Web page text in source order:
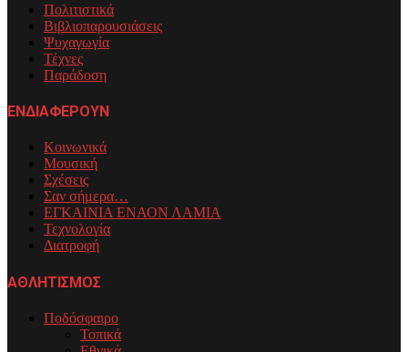
Πολιτιστικά
Βιβλιοπαρουσιάσεις
Ψυχαγωγία
Τέχνες
Παράδοση
ΕΝΔΙΑΦΕΡΟΥΝ
Κοινωνικά
Μουσική
Σχέσεις
Σαν σήμερα…
ΕΓΚΑΙΝΙΑ ΕΝΑΟΝ ΛΑΜΙΑ
Τεχνολογία
Διατροφή
ΑΘΛΗΤΙΣΜΟΣ
Ποδόσφαιρο
Τοπικά